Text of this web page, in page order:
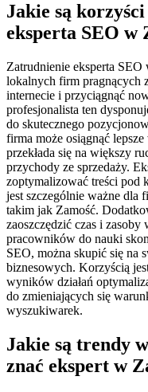
Jakie są
eksperta SEO w
Zatrudnienie eksperta
lokalnych firm pragnących
internecie i przyciągnąć
profesjonalista ten
do skutecznego
firma może osiągnąć
przekłada się na większy
przychody ze sprzedaży.
zoptymalizować treści pod
jest szczególnie ważne dla
takim jak Zamość.
zaoszczędzić czas i
pracowników do nauki
SEO, można skupić się na
biznesowych. Korzyścią
wyników działań
do zmieniających się
wyszukiwarek.
Jakie są trendy
znać ekspert w